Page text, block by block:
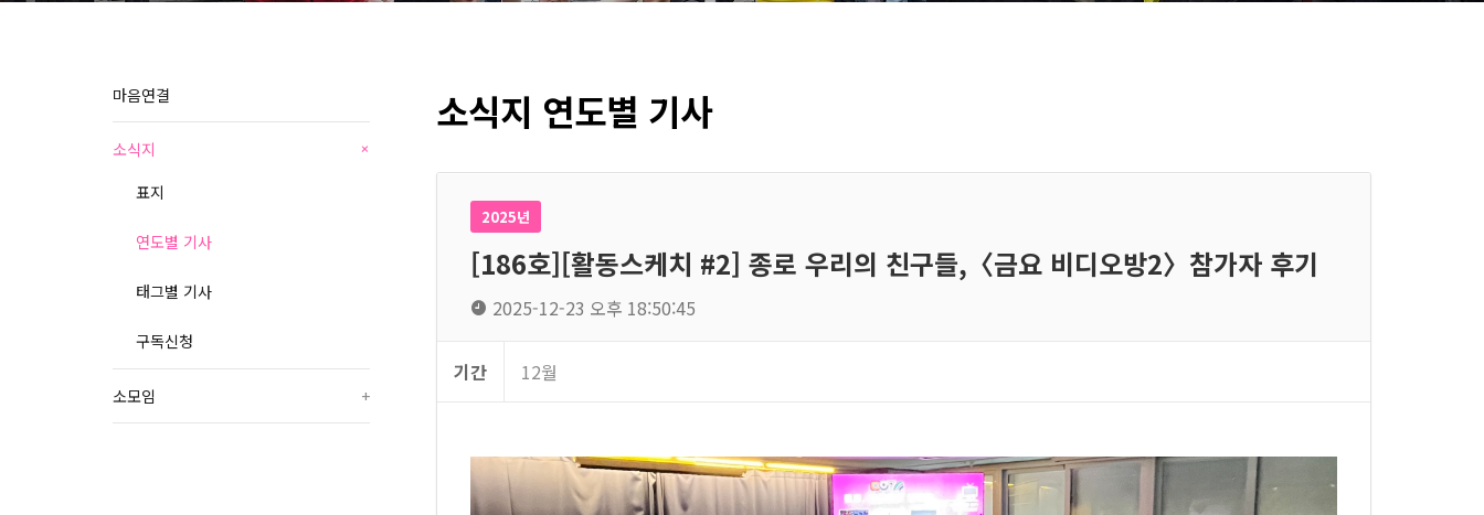
마음연결
소식지 +
표지
연도별 기사
태그별 기사
구독신청
소모임 +
소식지 연도별 기사
2025년
[186호][활동스케치 #2] 종로 우리의 친구들,〈금요 비디오방2〉참가자 후기
2025-12-23 오후 18:50:45
기간 12월